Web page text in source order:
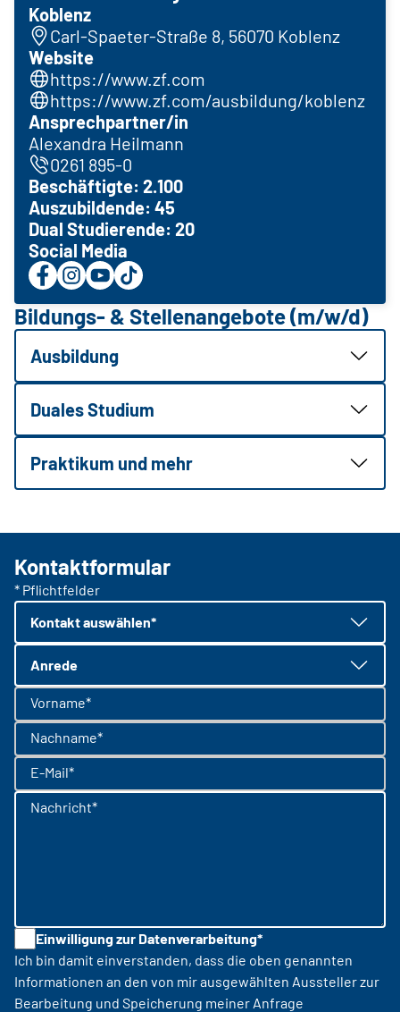
Koblenz
Carl-Spaeter-Straße 8, 56070 Koblenz
Website
https://www.zf.com
https://www.zf.com/ausbildung/koblenz
Ansprechpartner/in
Alexandra Heilmann
0261 895-0
Beschäftigte: 2.100
Auszubildende: 45
Dual Studierende: 20
Social Media
Bildungs- & Stellenangebote (m/w/d)
Ausbildung
Duales Studium
Praktikum und mehr
Kontaktformular
* Pflichtfelder
Kontakt auswählen*
Anrede
Vorname*
Nachname*
E-Mail*
Nachricht*
Einwilligung zur Datenverarbeitung*
Ich bin damit einverstanden, dass die oben genannten
Informationen an den von mir ausgewählten Aussteller zur
Bearbeitung und Speicherung meiner Anfrage